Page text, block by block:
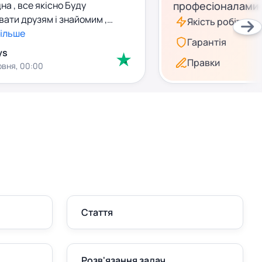
, все якісно Буду
друзям і знайомим ,
00:00
професіоналами
Якість робіт
Гарантія
Правки
Стаття